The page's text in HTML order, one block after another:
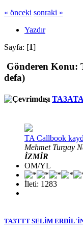
« önceki sonraki »
Yazdır
Sayfa: [1]
Gönderen Konu:
defa)
TA3ATA
TA Callbook
Mehmet Turgay
İZMİR
OM/YL
İleti: 1283
TA3TTT SELİM